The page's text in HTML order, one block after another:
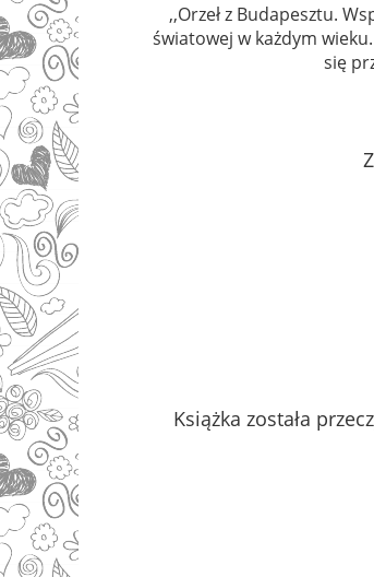
,,Orzeł z Budapesztu.
światowej w każdym
się
Książka została